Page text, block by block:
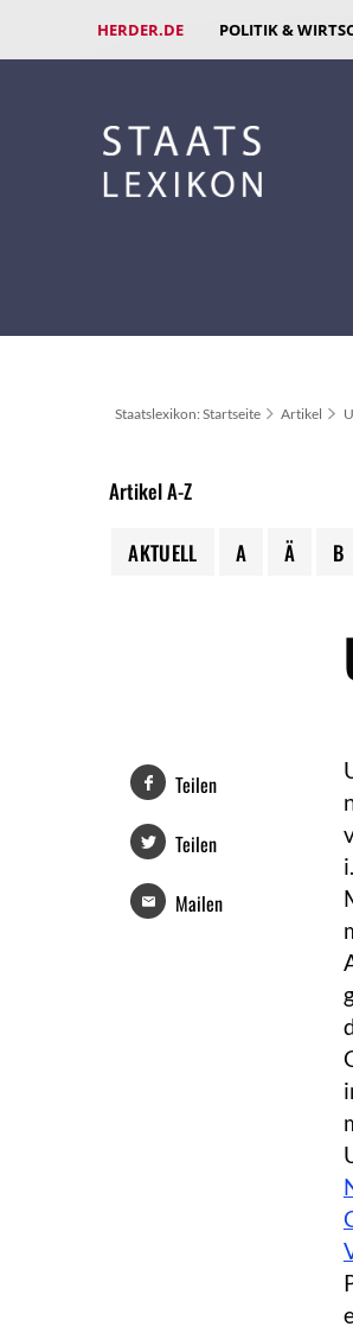
HERDER.DE POLITIK &
Staatslexikon: Startseite Artikel
Artikel A-Z
AKTUELL A Ä B
Teilen
Teilen
Mailen